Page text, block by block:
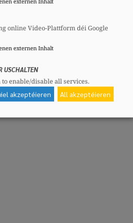
online Video-Plattform déi Google
externen Inhalt
USCHALTEN
to enable/disable all services.
akzeptéieren All akzeptéieren